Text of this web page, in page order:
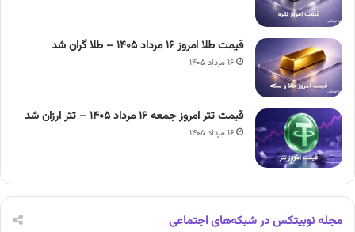
قیمت طلا امروز ۱۶ مرداد ۱۴۰۵ – طلا گران شد
۱۶ مرداد ۱۴۰۵
قیمت تتر امروز جمعه ۱۶ مرداد ۱۴۰۵ – تتر ارزان شد
۱۶ مرداد ۱۴۰۵
مجله نوبیتکس در شبکه‌های اجتماعی